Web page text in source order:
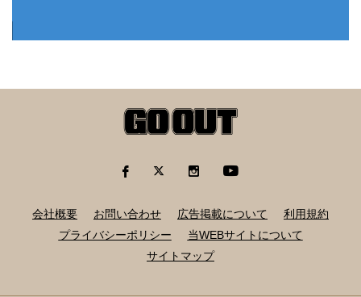
会社概要 お問い合わせ 広告掲載について
利用規約
プライバシーポリシー
当WEBサイトについて
サイトマップ